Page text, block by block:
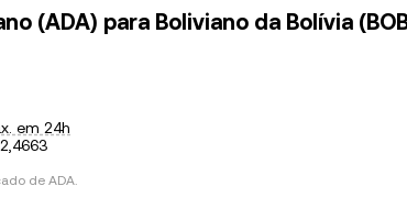
(ADA) para Boliviano da Bolívia
em 24h
de ADA.